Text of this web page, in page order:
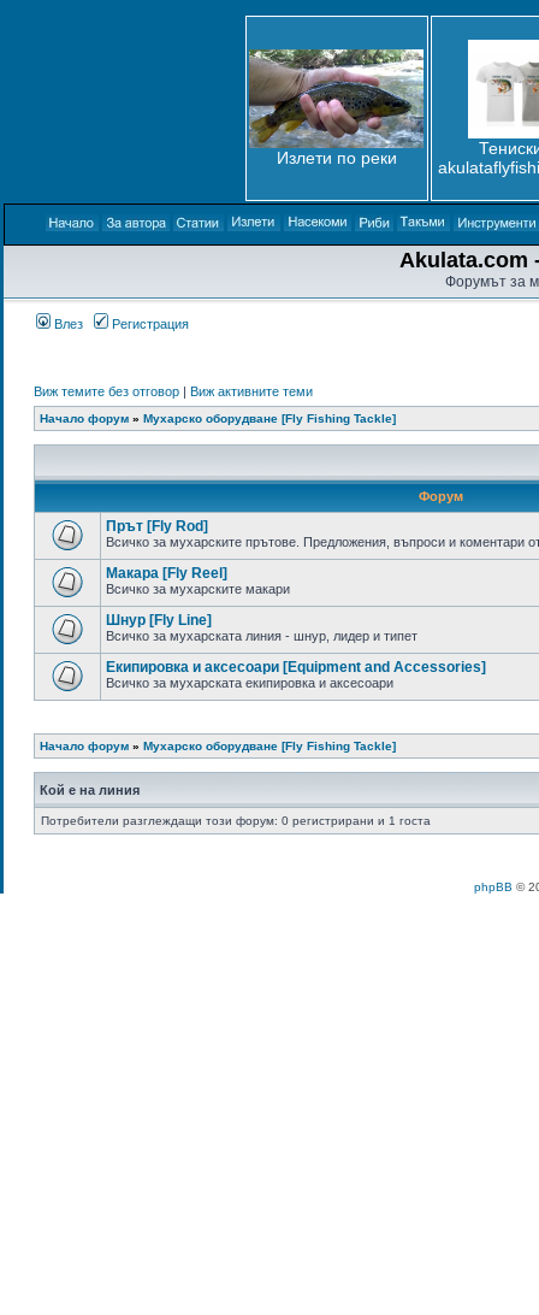
Излети по реки
Akulata.com
Форумът за
Влез Регистрация
Виж темите без отговор| Виж активните теми
Начало форум» Мухарско оборудване [Fly Fishing Tackle]
Форум
Прът [Fly Rod]
Всичко за мухарските прътове. Предложения, въпроси и коментари
Макара [Fly Reel]
Всичко за мухарските макари
Шнур [Fly Line]
Всичко за мухарската линия - шнур, лидер и типет
Eкипировка и аксесоари [Equipment and Accessories]
Всичко за мухарската екипировка и аксесоари
Начало форум» Мухарско оборудване [Fly Fishing Tackle]
Кой е на линия
Потребители разглеждащи този форум: 0 регистрирани и 1 госта
phpBB ©